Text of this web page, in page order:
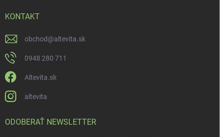
KONTAKT
obchod@altevita.sk
0948 280 711
Altevita.sk
altevita
ODOBERAŤ NEWSLETTER